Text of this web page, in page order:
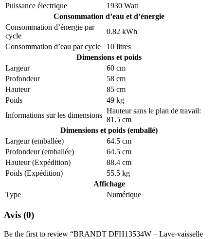
Puissance électrique
1930 Watt
Consommation d’eau et d’énergie
Consommation d’énergie par
cycle
0.82 kWh
Consommation d’eau par cycle
10 litres
Dimensions et poids
Largeur
60 cm
Profondeur
58 cm
Hauteur
85 cm
Poids
49 kg
Informations sur les dimensions
Hauteur sans le plan de travail:
81.5 cm
Dimensions et poids (emballé)
Largeur (emballée)
64.5 cm
Profondeur (emballée)
64.5 cm
Hauteur (Expédition)
88.4 cm
Poids (Expédition)
55.5 kg
Affichage
Type
Numérique
Avis (0)
Be the first to review “BRANDT DFH13534W – Lave-vaisselle